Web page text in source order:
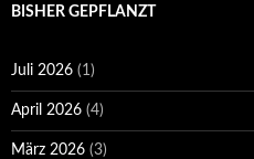
BISHER GEPFLANZT
Juli 2026 (1)
April 2026 (4)
März 2026 (3)